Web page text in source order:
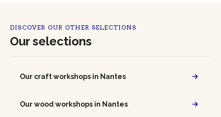
DISCOVER OUR OTHER SELECTIONS
Our selections
Our craft workshops in Nantes
Our wood workshops in Nantes